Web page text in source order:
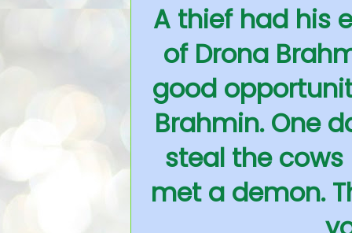
A thief had his
of Drona
good
Brahmin. One
steal the
met a demon.